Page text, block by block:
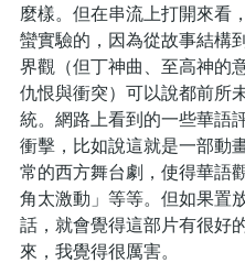
麼樣。但在串流上打開來看
蠻實驗的，因為從故事結構
界觀（但丁神曲、至高神的
仇恨與衝突）可以說都前所
統。網路上看到的一些華語
衝擊，比如說這就是一部動
常的西方舞台劇，使得華語
角太激動」等等。但如果置
話，就會覺得這部片有很好
來，我覺得很厲害。